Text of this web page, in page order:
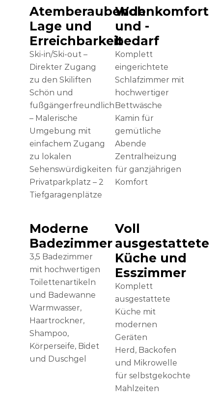
Atemberaubende
Lage und
Erreichbarkeit
Ski-in/Ski-out –
Direkter Zugang
zu den Skiliften
Schön und
fußgängerfreundlich
– Malerische
Umgebung mit
einfachem Zugang
zu lokalen
Sehenswürdigkeiten
Privatparkplatz – 2
Tiefgaragenplätze
Wohnkomfort
und -
bedarf
Komplett
eingerichtete
Schlafzimmer mit
hochwertiger
Bettwäsche
Kamin für
gemütliche
Abende
Zentralheizung
für ganzjährigen
Komfort
Moderne
Badezimmer
3,5 Badezimmer
mit hochwertigen
Toilettenartikeln
und Badewanne
Warmwasser,
Haartrockner,
Shampoo,
Körperseife, Bidet
und Duschgel
Voll
ausgestattete
Küche und
Esszimmer
Komplett
ausgestattete
Küche mit
modernen
Geräten
Herd, Backofen
und Mikrowelle
für selbstgekochte
Mahlzeiten